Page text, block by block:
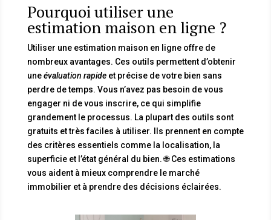
Pourquoi utiliser une
estimation maison en ligne ?
Utiliser une estimation maison en ligne offre de
nombreux avantages. Ces outils permettent d’obtenir
uneévaluation rapideet précise de votre bien sans
perdre de temps. Vous n’avez pas besoin de vous
engager ni de vous inscrire, ce qui simplifie
grandement le processus. La plupart des outils sont
gratuits et très faciles à utiliser. Ils prennent en compte
des critères essentiels comme la localisation, la
superficie et l’état général du bien. 🌐 Ces estimations
vous aident à mieux comprendre le marché
immobilier et à prendre des décisions éclairées.